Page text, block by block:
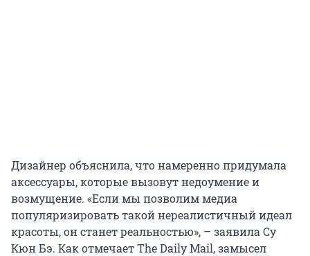
Дизайнер объяснила, что намеренно придумала
аксессуары, которые вызовут недоумение и
возмущение. «Если мы позволим медиа
популяризировать такой нереалистичный идеал
красоты, он станет реальностью», – заявила Су
Кюн Бэ. Как отмечает The Daily Mail, замысел